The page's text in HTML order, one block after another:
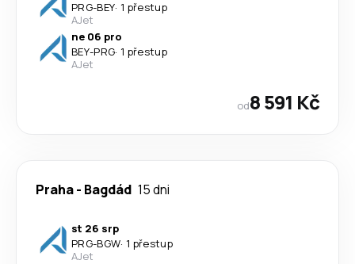
PRG-BEY· 1 přestup
AJet
ne 06 pro
BEY-PRG· 1 přestup
AJet
od8 591 Kč
Praha- Bagdád 15 dni
st 26 srp
PRG-BGW· 1 přestup
AJet